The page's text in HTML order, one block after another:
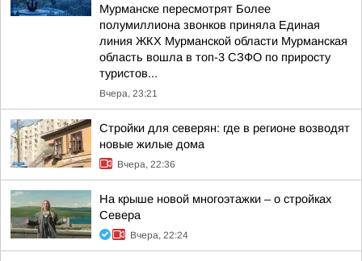
Мурманске пересмотрят Более
полумиллиона звонков приняла Единая
линия ЖКХ Мурманской области Мурманская
область вошла в топ-3 СЗФО по приросту
туристов...
Вчера, 23:21
Стройки для северян: где в регионе возводят
новые жилые дома
Вчера, 22:36
На крыше новой многоэтажки – о стройках
Севера
Вчера, 22:24